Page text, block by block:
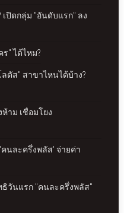
ปิดกลุ่ม "อันดับแรก" ลง
" ได้ไหม?
ตัส" สาขาไหนได้บ้าง?
าม เชื่อมโยง
นละครึ่งพลัส' จ่ายค่า
ธิวันแรก "คนละครึ่งพลัส"